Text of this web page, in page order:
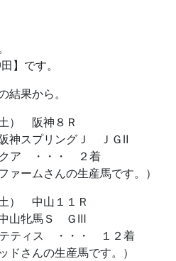
】です。
結果から。
） 阪神８Ｒ
神スプリングＪ ＪＧⅡ
ア ・・・ ２着
ァームさんの生産馬です。）
） 中山１１Ｒ
山牝馬Ｓ ＧⅢ
ティス ・・・ １２着
ドさんの生産馬です。）